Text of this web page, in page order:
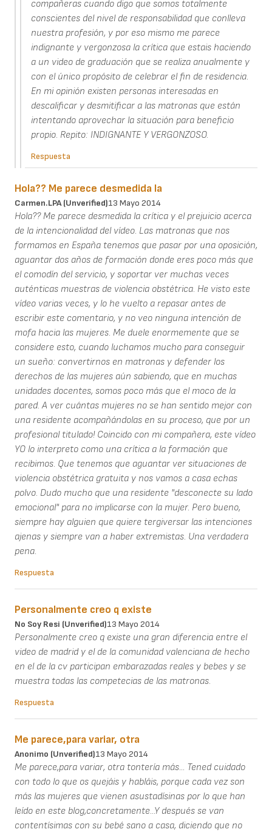
compañeras cuando digo que somos totalmente
conscientes del nivel de responsabilidad que conlleva
nuestra profesión, y por eso mismo me parece
indignante y vergonzosa la crítica que estais haciendo
a un video de graduación que se realiza anualmente y
con el único propósito de celebrar el fin de residencia.
En mi opinión existen personas interesadas en
descalificar y desmitificar a las matronas que están
intentando aprovechar la situación para beneficio
propio. Repito: INDIGNANTE Y VERGONZOSO.
Respuesta
Hola?? Me parece desmedida la
Carmen.LPA (unverified)13 Mayo 2014
Hola?? Me parece desmedida la crítica y el prejuicio acerca
de la intencionalidad del vídeo. Las matronas que nos
formamos en España tenemos que pasar por una oposición,
aguantar dos años de formación donde eres poco más que
el comodín del servicio, y soportar ver muchas veces
auténticas muestras de violencia obstétrica. He visto este
vídeo varias veces, y lo he vuelto a repasar antes de
escribir este comentario, y no veo ninguna intención de
mofa hacia las mujeres. Me duele enormemente que se
considere esto, cuando luchamos mucho para conseguir
un sueño: convertirnos en matronas y defender los
derechos de las mujeres aún sabiendo, que en muchas
unidades docentes, somos poco más que el moco de la
pared. A ver cuántas mujeres no se han sentido mejor con
una residente acompañándolas en su proceso, que por un
profesional titulado! Coincido con mi compañera, este vídeo
YO lo interpreto como una crítica a la formación que
recibimos. Que tenemos que aguantar ver situaciones de
violencia obstétrica gratuita y nos vamos a casa echas
polvo. Dudo mucho que una residente "desconecte su lado
emocional" para no implicarse con la mujer. Pero bueno,
siempre hay alguien que quiere tergiversar las intenciones
ajenas y siempre van a haber extremistas. Una verdadera
pena.
Respuesta
Personalmente creo q existe
No Soy Resi (unverified)13 Mayo 2014
Personalmente creo q existe una gran diferencia entre el
video de madrid y el de la comunidad valenciana de hecho
en el de la cv participan embarazadas reales y bebes y se
muestra todas las competecias de las matronas.
Respuesta
Me parece,para variar, otra
Anonimo (unverified)13 Mayo 2014
Me parece,para variar, otra tontería más... Tened cuidado
con todo lo que os quejáis y habláis, porque cada vez son
más las mujeres que vienen asustadísinas por lo que han
leído en este blog,concretamente...Y después se van
contentísimas con su bebé sano a casa, diciendo que no